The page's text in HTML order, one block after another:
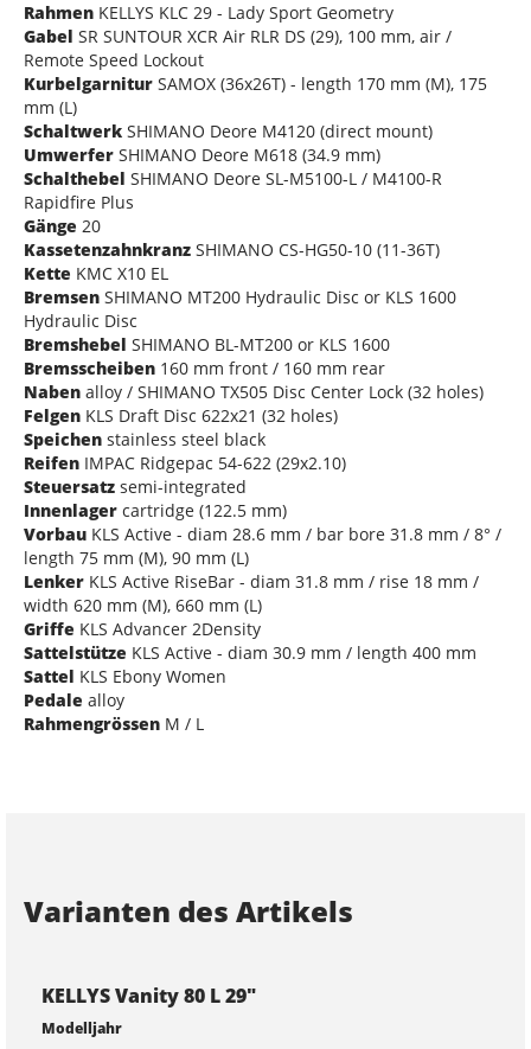
Rahmen KELLYS KLC 29 - Lady Sport Geometry
Gabel SR SUNTOUR XCR Air RLR DS (29), 100 mm, air /
Remote Speed Lockout
Kurbelgarnitur SAMOX (36x26T) - length 170 mm (M), 175
mm (L)
Schaltwerk SHIMANO Deore M4120 (direct mount)
Umwerfer SHIMANO Deore M618 (34.9 mm)
Schalthebel SHIMANO Deore SL-M5100-L / M4100-R
Rapidfire Plus
Gänge 20
Kassetenzahnkranz SHIMANO CS-HG50-10 (11-36T)
Kette KMC X10 EL
Bremsen SHIMANO MT200 Hydraulic Disc or KLS 1600
Hydraulic Disc
Bremshebel SHIMANO BL-MT200 or KLS 1600
Bremsscheiben 160 mm front / 160 mm rear
Naben alloy / SHIMANO TX505 Disc Center Lock (32 holes)
Felgen KLS Draft Disc 622x21 (32 holes)
Speichen stainless steel black
Reifen IMPAC Ridgepac 54-622 (29x2.10)
Steuersatz semi-integrated
Innenlager cartridge (122.5 mm)
Vorbau KLS Active - diam 28.6 mm / bar bore 31.8 mm / 8° /
length 75 mm (M), 90 mm (L)
Lenker KLS Active RiseBar - diam 31.8 mm / rise 18 mm /
width 620 mm (M), 660 mm (L)
Griffe KLS Advancer 2Density
Sattelstütze KLS Active - diam 30.9 mm / length 400 mm
Sattel KLS Ebony Women
Pedale alloy
Rahmengrössen M / L
Varianten des Artikels
KELLYS Vanity 80 L 29"
Modelljahr